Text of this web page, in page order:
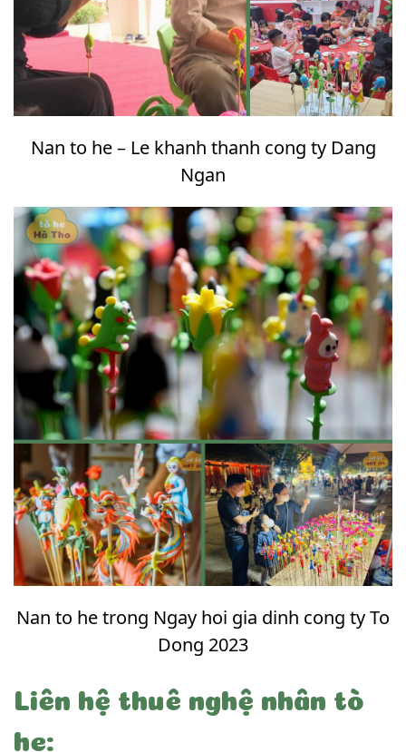
Nan to he – Le khanh thanh cong ty Dang
Ngan
Nan to he trong Ngay hoi gia dinh cong ty To
Dong 2023
Liên hệ thuê nghệ nhân tò
he: